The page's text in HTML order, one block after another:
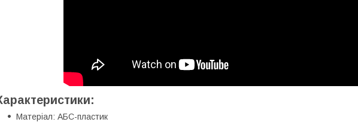
Матеріал: АБС-пластик